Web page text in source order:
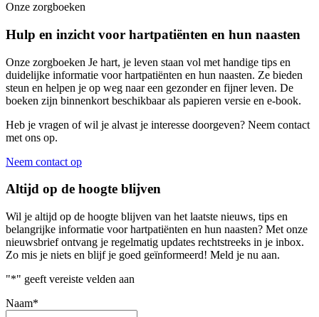
Onze zorgboeken
Hulp en inzicht voor hartpatiënten en hun naasten
Onze zorgboeken Je hart, je leven staan vol met handige tips en
duidelijke informatie voor hartpatiënten en hun naasten. Ze bieden
steun en helpen je op weg naar een gezonder en fijner leven. De
boeken zijn binnenkort beschikbaar als papieren versie en e-book.
Heb je vragen of wil je alvast je interesse doorgeven? Neem contact
met ons op.
Neem contact op
Altijd op de hoogte blijven
Wil je altijd op de hoogte blijven van het laatste nieuws, tips en
belangrijke informatie voor hartpatiënten en hun naasten? Met onze
nieuwsbrief ontvang je regelmatig updates rechtstreeks in je inbox.
Zo mis je niets en blijf je goed geïnformeerd! Meld je nu aan.
"*" geeft vereiste velden aan
Naam*